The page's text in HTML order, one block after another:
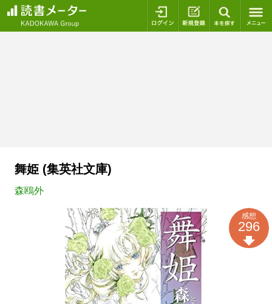
ログイン 新規登録
舞姫 (集英社文庫)
森鴎外
感想
296